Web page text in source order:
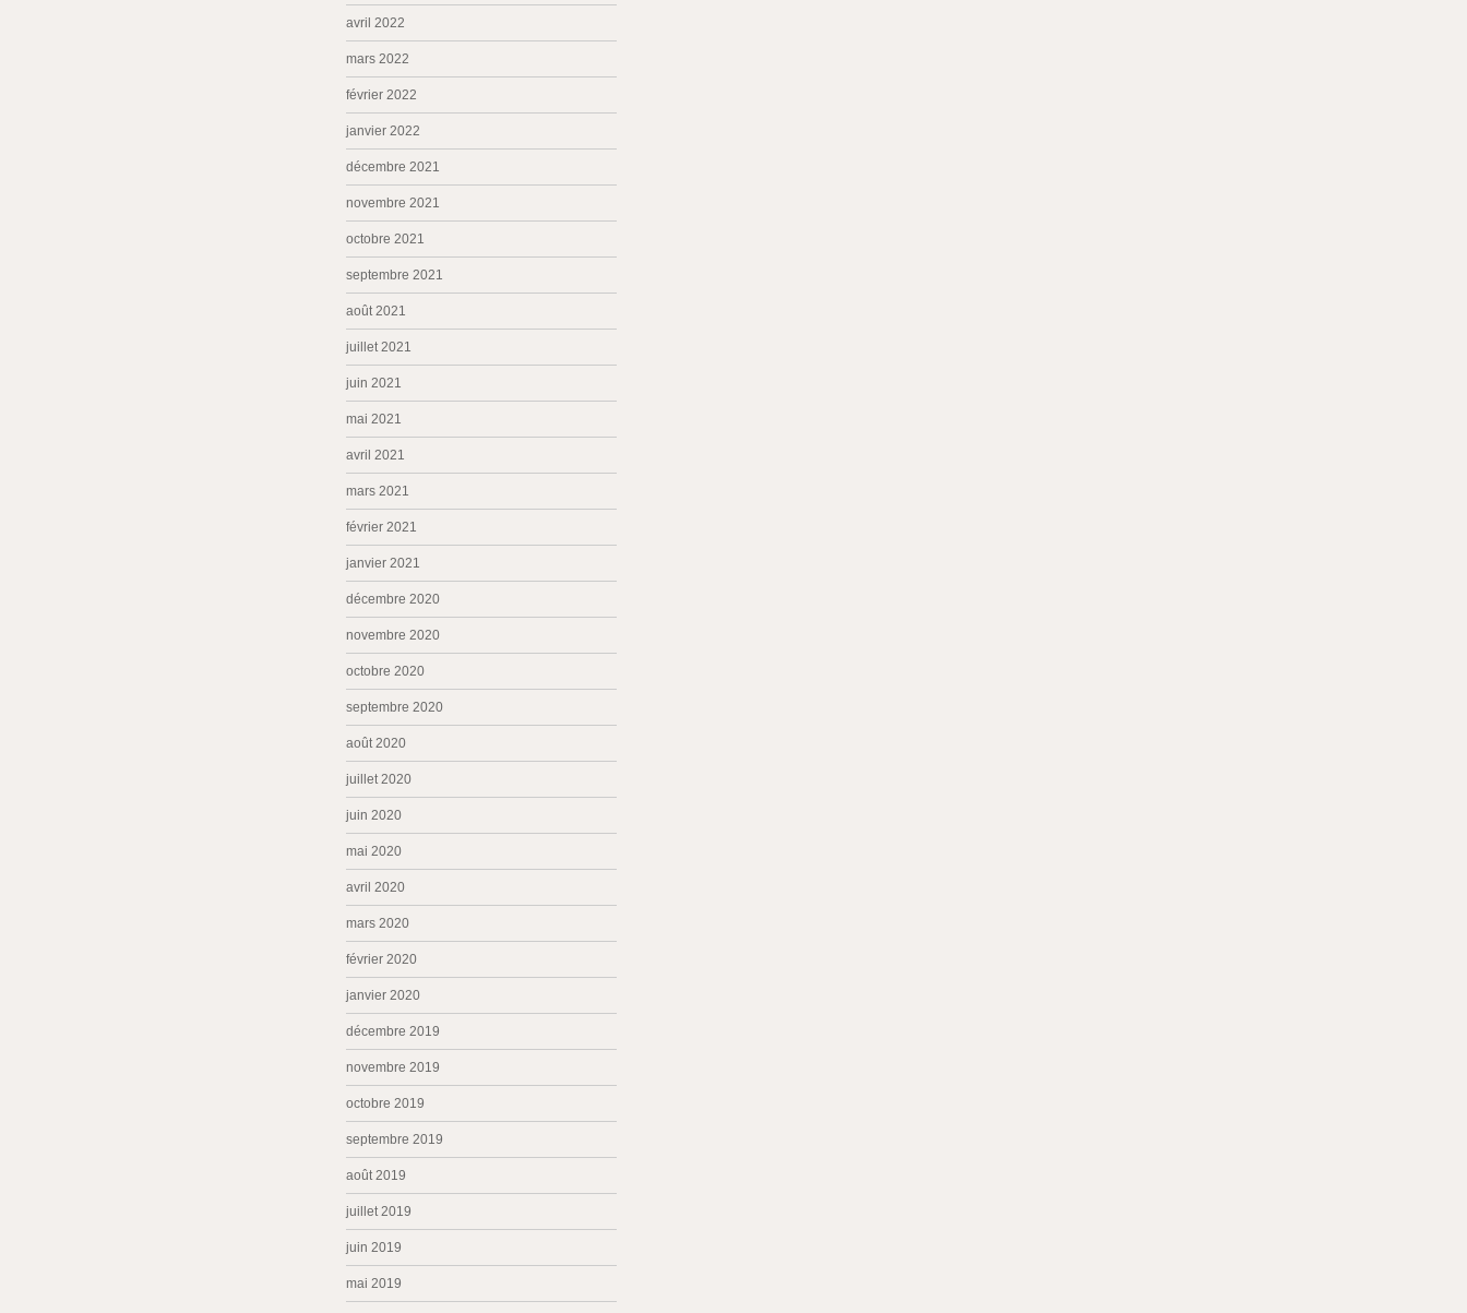
avril 2022
mars 2022
février 2022
janvier 2022
décembre 2021
novembre 2021
octobre 2021
septembre 2021
août 2021
juillet 2021
juin 2021
mai 2021
avril 2021
mars 2021
février 2021
janvier 2021
décembre 2020
novembre 2020
octobre 2020
septembre 2020
août 2020
juillet 2020
juin 2020
mai 2020
avril 2020
mars 2020
février 2020
janvier 2020
décembre 2019
novembre 2019
octobre 2019
septembre 2019
août 2019
juillet 2019
juin 2019
mai 2019